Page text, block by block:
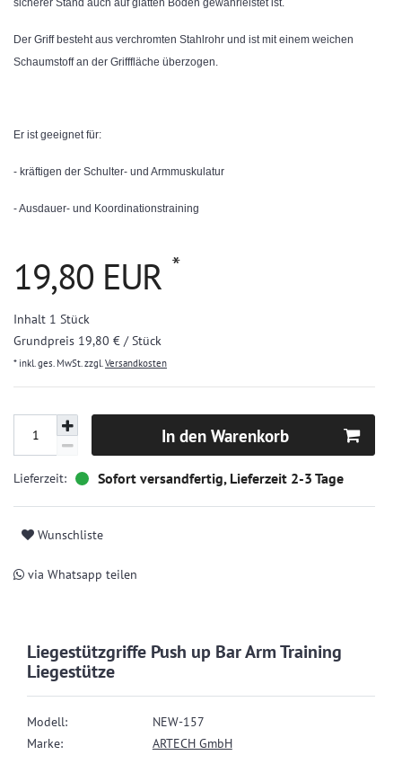
sicherer Stand auch auf glatten Böden gewährleistet ist.
Der Griff besteht aus verchromten Stahlrohr und ist mit einem weichen
Schaumstoff an der Grifffläche überzogen.
Er ist geeignet für:
- kräftigen der Schulter- und Armmuskulatur
- Ausdauer- und Koordinationstraining
Liegestützgriffe Push up Bar Arm Training
Liegestütze
Modell:
NEW-157
Marke:
ARTECH GmbH
19,80 EUR *
Inhalt 1 Stück
Grundpreis 19,80 € / Stück
* inkl. ges. MwSt. zzgl.Versandkosten
In den Warenkorb
Sofort versandfertig, Lieferzeit 2-3 Tage
Wunschliste
via Whatsapp teilen